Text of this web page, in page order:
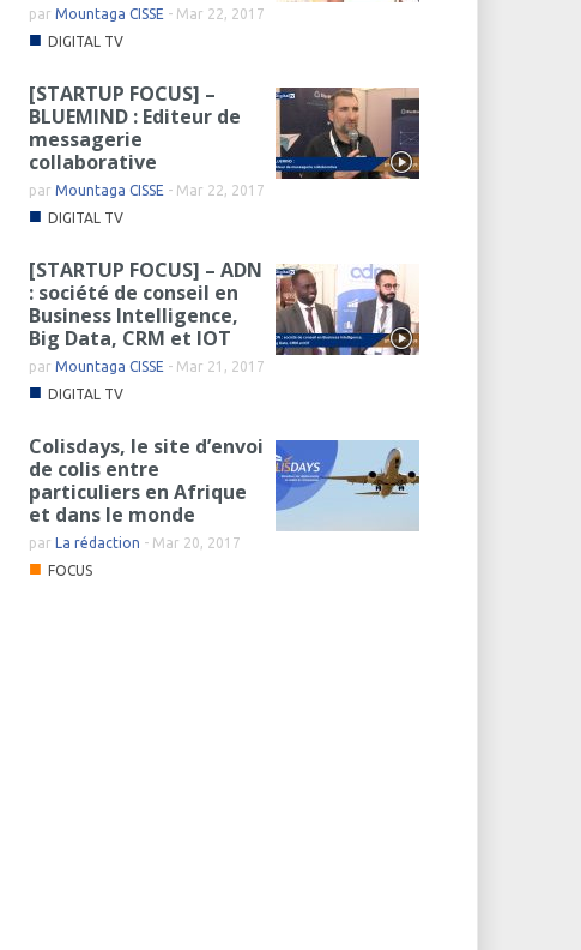
parMountaga CISSE - Mar 22, 2017
■ DIGITAL TV
[STARTUP FOCUS] –
BLUEMIND : Editeur de
messagerie
collaborative
parMountaga CISSE - Mar 22, 2017
■ DIGITAL TV
[STARTUP FOCUS] – ADN
: société de conseil en
Business Intelligence,
Big Data, CRM et IOT
parMountaga CISSE - Mar 21, 2017
■ DIGITAL TV
Colisdays, le site d’envoi
de colis entre
particuliers en Afrique
et dans le monde
parLa rédaction - Mar 20, 2017
■ FOCUS